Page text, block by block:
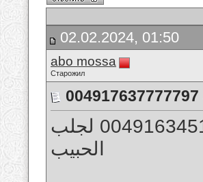
02.02.2024, 01:50
abo mossa
Старожил
الشيخ الروحاني جلب الحبيب و خلال ساعة 00491634511222 لجلب
الحبيب